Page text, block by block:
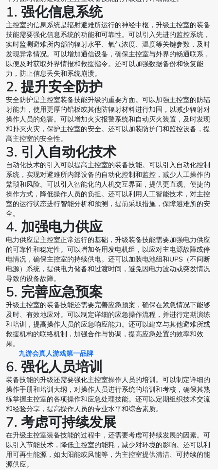
1. 强化信息系统
主控室的信息系统是辐射避难所运行的神经中枢，升级主控室的装备
技能需要强化信息系统的功能和可靠性。可以引入先进的监控系统，
实时监测避难所内部的辐射水平、氧气浓度、温度等关键参数，及时
发现异常情况。可以增加通信设备，确保主控室与外界的畅通联系，
以便及时获取外界情报和救援指令。还可以加强数据备份和恢复能
力，防止信息丢失和系统崩溃。
2. 提升安全防护
安全防护是主控室装备技能升级的重要方面。可以加强主控室的防辐
射能力，使用更厚的铅板或其他防辐射材料进行加固，以减少辐射对
操作人员的危害。可以增加火灾报警系统和自动灭火装置，及时发现
和扑灭火灾，保护主控室的安全。还可以加装防护门和监控设备，提
高主控室的安全性。
3. 引入自动化技术
自动化技术的引入可以提高主控室的装备技能。可以引入自动化控制
系统，实现对避难所内部设备的自动化控制和监控，减少人工操作的
繁琐和风险。可以引入智能化的人机交互界面，提供更直观、便捷的
操作方式，降低操作人员的负担。还可以利用人工智能技术，对主控
室的运行状态进行智能分析和预测，提前采取措施，保障避难所的安
全。
4. 加强电力供应
电力供应是主控室正常运行的基础，升级装备技能需要加强电力供应
的可靠性和稳定性。可以增加备用发电机组，以应对主电源故障或停
电情况，确保主控室的持续供电。还可以加装电池组和UPS（不间断
电源）系统，提供电力储备和过渡时间，避免因电力波动或突发情况
导致的设备故障。
5. 完善应急预案
升级主控室的装备技能还需要完善应急预案，确保在紧急情况下能够
及时、有效地应对。可以制定详细的应急操作流程，并进行定期演练
和培训，提高操作人员的应急响应能力。还可以建立与其他避难所或
救援机构的联络机制，加强合作与协调，提高应急处置的效率和效
果。
九游会真人游戏第一品牌
6. 强化人员培训
装备技能的升级还需要强化主控室操作人员的培训。可以制定详细的
操作手册和培训大纲，对操作人员进行系统的培训和考核，确保其熟
练掌握主控室的各项操作和应急处理技能。还可以定期组织技术交流
和经验分享，提高操作人员的专业水平和综合素质。
7. 考虑可持续发展
在升级主控室装备技能的过程中，还需要考虑可持续发展的因素。可
以引入节能技术，降低主控室的能耗，减少对环境的影响。还可以利
用可再生能源，如太阳能或风能等，为主控室提供清洁、可持续的能
源供应。